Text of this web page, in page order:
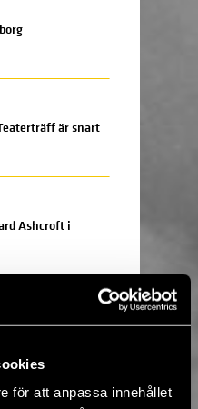
för att anpassa innehållet
är snart
Ashcroft i
tidtabell ›
hämtar